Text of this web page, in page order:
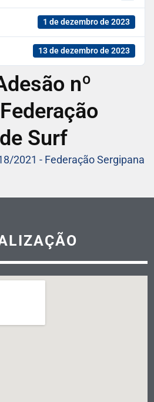
1 de dezembro de 2023
13 de dezembro de 2023
nº
Surf
2021 - Federação Sergipana